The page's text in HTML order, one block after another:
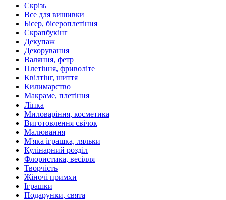
Скрізь
Все для вишивки
Бісер, бісероплетіння
Скрапбукінг
Декупаж
Декорування
Валяння, фетр
Плетіння, фриволіте
Квілтінг, шиття
Килимарство
Макраме, плетіння
Ліпка
Миловаріння, косметика
Виготовлення свічок
Малювання
М'яка іграшка, ляльки
Кулінарний розділ
Флористика, весілля
Творчість
Жіночі примхи
Іграшки
Подарунки, свята